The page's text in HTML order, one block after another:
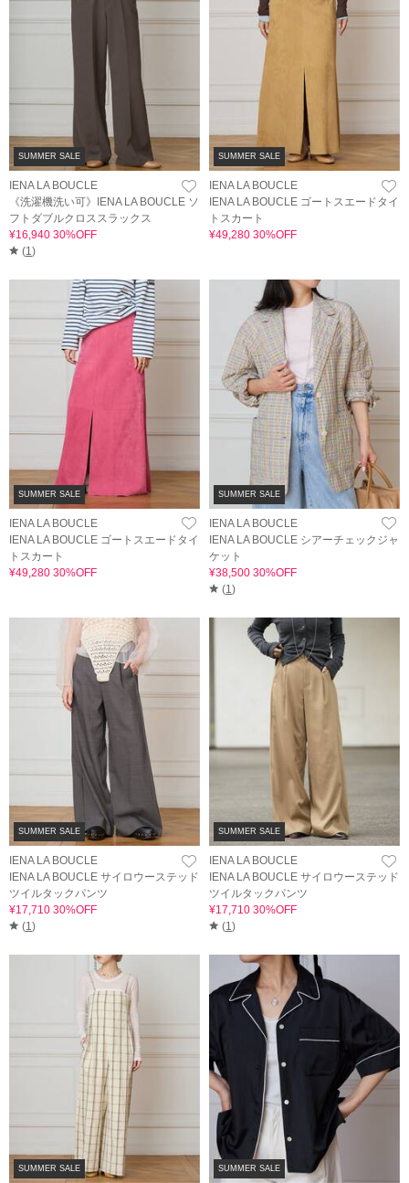
SUMMER SALE
IENA LA BOUCLE
《洗濯機洗い可》IENA LA BOUCLE ソ
フトダブルクロススラックス
¥16,940 30%OFF
(1)
SUMMER SALE
IENA LA BOUCLE
IENA LA BOUCLE ゴートスエードタイ
トスカート
¥49,280 30%OFF
SUMMER SALE
IENA LA BOUCLE
IENA LA BOUCLE ゴートスエードタイ
トスカート
¥49,280 30%OFF
SUMMER SALE
IENA LA BOUCLE
IENA LA BOUCLE シアーチェックジャ
ケット
¥38,500 30%OFF
(1 )
SUMMER SALE
IENA LA BOUCLE
IENA LA BOUCLE サイロウーステッド
ツイルタックパンツ
¥17,710 30%OFF
(1)
SUMMER SALE
IENA LA BOUCLE
IENA LA BOUCLE サイロウーステッド
ツイルタックパンツ
¥17,710 30%OFF
(1)
SUMMER SALE SUMMER SALE